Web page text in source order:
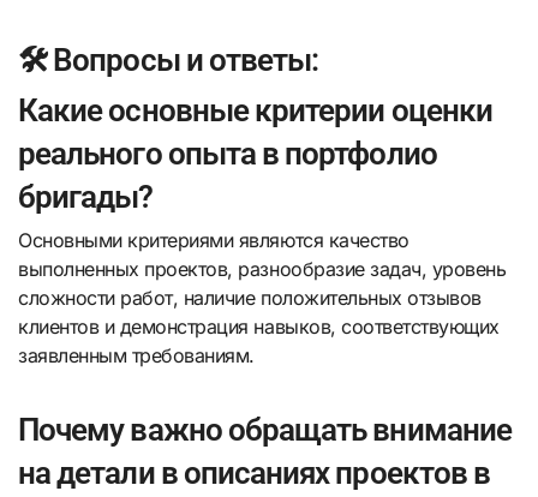
🛠️ Вопросы и ответы:
Какие основные критерии оценки
реального опыта в портфолио
бригады?
Основными критериями являются качество
выполненных проектов, разнообразие задач, уровень
сложности работ, наличие положительных отзывов
клиентов и демонстрация навыков, соответствующих
заявленным требованиям.
Почему важно обращать внимание
на детали в описаниях проектов в